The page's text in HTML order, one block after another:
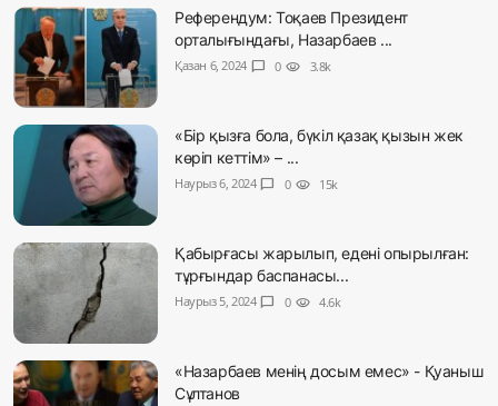
Референдум: Тоқаев Президент
орталығындағы, Назарбаев ...
Қазан 6, 2024 chat_bubble 0 visibility 3.8k
«Бір қызға бола, бүкіл қазақ қызын жек
көріп кеттім» – ...
Наурыз 6, 2024 chat_bubble 0 visibility 15k
Қабырғасы жарылып, едені опырылған:
тұрғындар баспанасы...
Наурыз 5, 2024 chat_bubble 0 visibility 4.6k
«Назарбаев менің досым емес» - Қуаныш
Сұлтанов